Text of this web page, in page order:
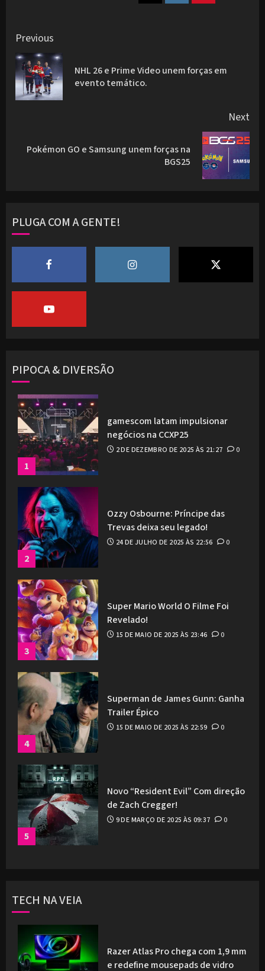
Post
navigation
Previous
NHL 26 e Prime Video unem forças em
evento temático.
Next
Next
Pokémon GO e Samsung unem forças na
BGS25
PLUGA COM A GENTE!
PIPOCA & DIVERSÃO
1
gamescom latam impulsionar
negócios na CCXP25
2 DE DEZEMBRO DE 2025 ÀS 21:27 0
2
Ozzy Osbourne: Príncipe das
Trevas deixa seu legado!
24 DE JULHO DE 2025 ÀS 22:56 0
3
Super Mario World O Filme Foi
Revelado!
15 DE MAIO DE 2025 ÀS 23:46 0
4
Superman de James Gunn: Ganha
Trailer Épico
15 DE MAIO DE 2025 ÀS 22:59 0
5
Novo “Resident Evil” Com direção
de Zach Cregger!
9 DE MARÇO DE 2025 ÀS 09:37 0
TECH NA VEIA
Razer Atlas Pro chega com 1,9 mm
e redefine mousepads de vidro